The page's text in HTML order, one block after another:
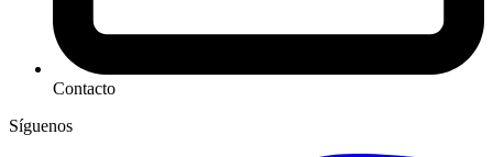
Contacto
Síguenos